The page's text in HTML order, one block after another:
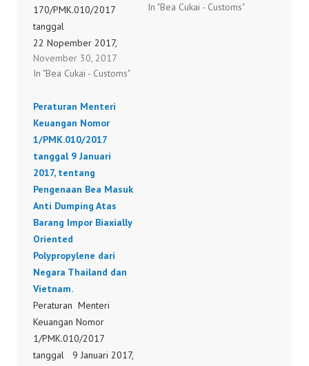
170/PMK.010/2017
tanggal
22 Nopember 2017,
tentang Pengenaan Bea
Masuk Anti Dumping
Frit dan Glasir atau
Preparat Semacam Itu
serta Frit Kaca dan Kaca
Lainnya dari Negara
Republik Rakyat
Tiongkok.
170/PMK.010/2017
November 30, 2017
In "Bea Cukai - Customs"
Masuk Anti Dumping
In "Bea Cukai - Customs"
Peraturan Menteri
Keuangan Nomor
1/PMK.010/2017
tanggal 9 Januari
2017, tentang
Pengenaan Bea Masuk
Anti Dumping Atas
Barang Impor Biaxially
Oriented
Polypropylene dari
Negara Thailand dan
Vietnam.
Peraturan Menteri
Keuangan Nomor
1/PMK.010/2017
tanggal 9 Januari 2017,